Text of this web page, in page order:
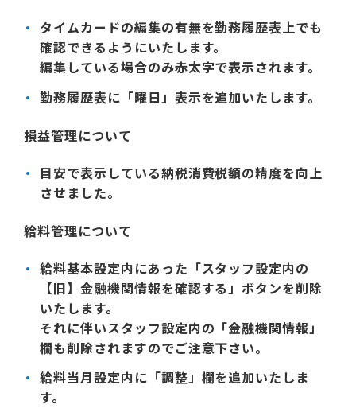
タイムカードの編集の有無を勤務履歴表上でも
確認できるようにいたします。
編集している場合のみ赤太字で表示されます。
勤務履歴表に「曜日」表示を追加いたします。
損益管理について
目安で表示している納税消費税額の精度を向上
させました。
給料管理について
給料基本設定内にあった「スタッフ設定内の
【旧】金融機関情報を確認する」ボタンを削除
いたします。
それに伴いスタッフ設定内の「金融機関情報」
欄も削除されますのでご注意下さい。
給料当月設定内に「調整」欄を追加いたしま
す。